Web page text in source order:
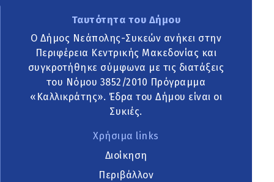
Ταυτότητα του Δήμου
Ο Δήμος Νεάπολης-Συκεών ανήκει στην
Περιφέρεια Κεντρικής Μακεδονίας και
συγκροτήθηκε σύμφωνα με τις διατάξεις
του Νόμου 3852/2010 Πρόγραμμα
«Καλλικράτης». Έδρα του Δήμου είναι οι
Συκιές.
Χρήσιμα links
Διοίκηση
Περιβάλλον